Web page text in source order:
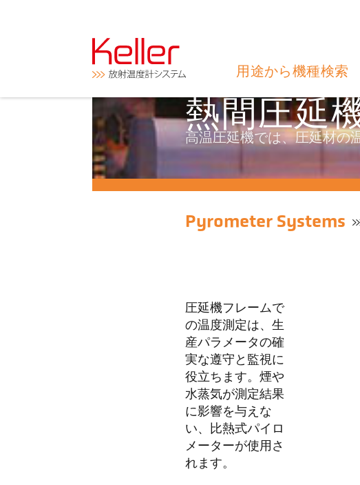
用途から機種検索
熱間圧延
高温圧延機では、圧延材の
Pyrometer Systems
圧延機フレームで
の温度測定は、生
産パラメータの確
実な遵守と監視に
役立ちます。煙や
水蒸気が測定結果
に影響を与えな
い、比熱式パイロ
メーターが使用さ
れます。